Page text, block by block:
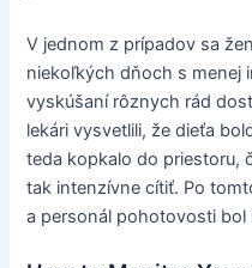
V jednom z prípadov sa
niekoľkých dňoch s menej
vyskúšaní rôznych rád
lekári vysvetlili, že dieťa
teda kopkalo do priestoru,
tak intenzívne cítiť. Po
a personál pohotovosti bol